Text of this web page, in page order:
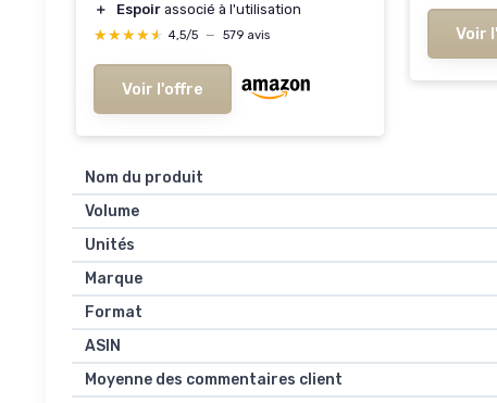
＋
Espoir associé à l'utilisation
★★★★★
★★★★★ 4,5/5 — 579 avis
Voir l'offre
Voir
Nom du produit
Volume
Unités
Marque
Format
ASIN
Moyenne des commentaires client